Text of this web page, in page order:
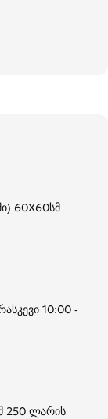
60X60სმ
10:00 -
250 ლარის